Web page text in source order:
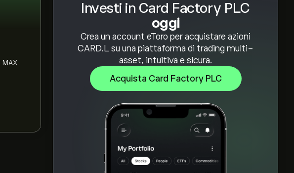
Investi in Card Factory PLC
oggi
Crea un account eToro per acquistare azioni
CARD.L su una piattaforma di trading multi-
asset, intuitiva e sicura.
Acquista Card Factory PLC
MAX